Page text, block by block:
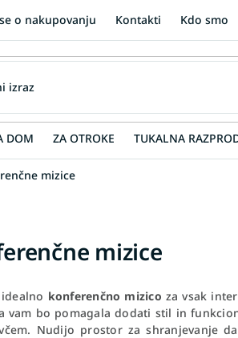
o nakupovanju Kontakti Kdo smo
DOM ZA OTROKE TUKALNA
mizice
mizice
konferenčno mizico za vsak
vam bo pomagala dodati stil in
Nudijo prostor za shranjevanje